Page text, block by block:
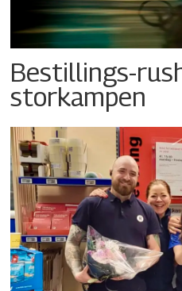
Bestillings-
storkampen